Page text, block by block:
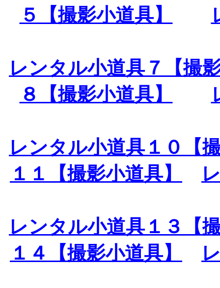
５【撮影小道具】
レンタル小道具７【撮
８【撮影小道具】
レンタル小道具１０【
１１【撮影小道具】
レンタル小道具１３【
１４【撮影小道具】